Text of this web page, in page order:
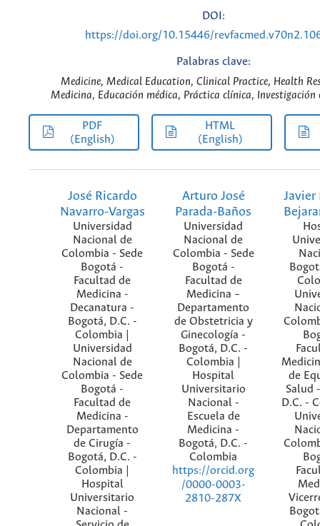
DOI:
https://doi.org/10.15446/
Palabras clave:
Medicine, Medical Education, Clinical Practice, Health
Medicina, Educación médica, Práctica clínica, Investigación
PDF
(English)
HTML
(English)
José Ricardo
Navarro-Vargas
Universidad
Nacional de
Colombia - Sede
Bogotá -
Facultad de
Medicina -
Decanatura -
Bogotá, D.C. -
Colombia |
Universidad
Nacional de
Colombia - Sede
Bogotá -
Facultad de
Medicina -
Departamento
de Cirugía -
Bogotá, D.C. -
Colombia |
Hospital
Universitario
Nacional -
Arturo José
Parada-Baños
Universidad
Nacional de
Colombia - Sede
Bogotá -
Facultad de
Medicina –
Departamento
de Obstetricia y
Ginecología -
Bogotá, D.C. -
Colombia |
Hospital
Universitario
Nacional -
Escuela de
Medicina -
Bogotá, D.C. -
Colombia
https://orcid.org
/0000-0003-
2810-287X
Javier
de
Salud
D.C. -